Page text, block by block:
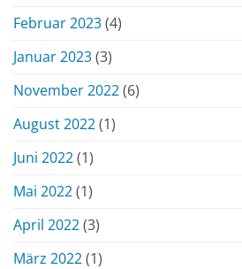
Februar 2023(4)
Januar 2023(3)
November 2022(6)
August 2022(1)
Juni 2022(1)
Mai 2022(1)
April 2022(3)
März 2022(1)